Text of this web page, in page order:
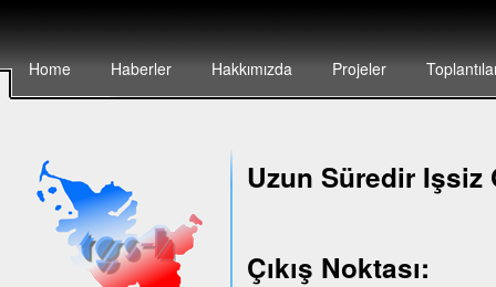
Home Haberler Hakkımızda Projeler
Uzun Süredir Işsiz
Çıkış Noktası: